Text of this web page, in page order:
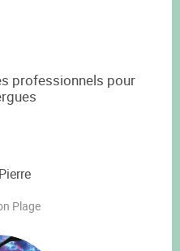
professionnels pour
Plage